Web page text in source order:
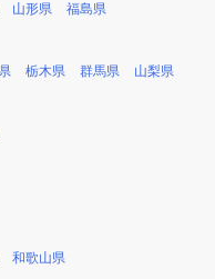
山形県 福島県
栃木県 群馬県 山梨県
和歌山県